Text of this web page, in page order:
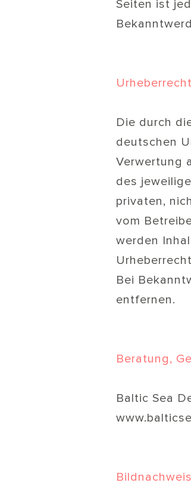
Seiten ist
Urheberrecht
Die durch
deutschen
Verwertung
des
privaten,
vom
werden
Bei
entfernen.
Beratung,
Baltic Sea